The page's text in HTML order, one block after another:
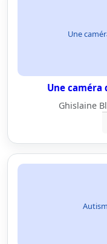
Une
Une
Ghislaine